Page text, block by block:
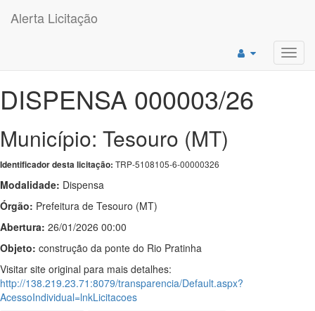
Alerta Licitação
DISPENSA 000003/26
Município: Tesouro (MT)
Identificador desta licitação: TRP-5108105-6-00000326
Modalidade: Dispensa
Órgão: Prefeitura de Tesouro (MT)
Abertura: 26/01/2026 00:00
Objeto: construção da ponte do Rio Pratinha
Visitar site original para mais detalhes:
http://138.219.23.71:8079/transparencia/Default.aspx?
AcessoIndividual=lnkLicitacoes